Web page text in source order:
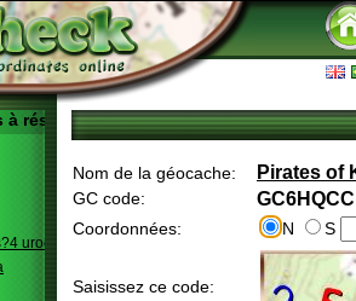
à résoudre
urodziny
Nom de la géocache: Pirates of
GC code: GC6HQCC
Coordonnées: N S
Saisissez ce code: